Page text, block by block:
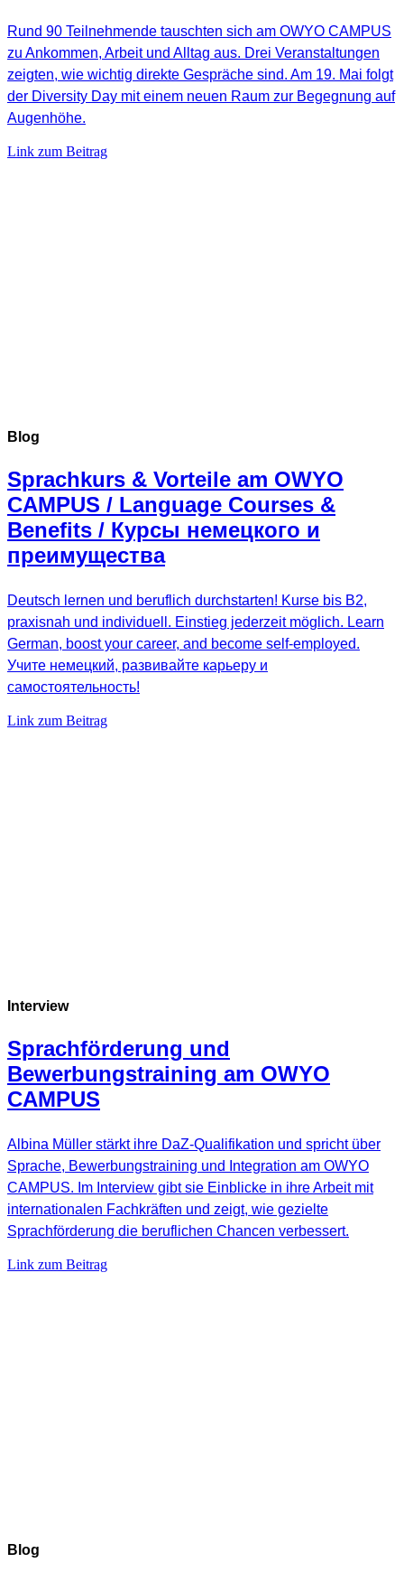
Rund 90 Teilnehmende tauschten sich am OWYO CAMPUS
zu Ankommen, Arbeit und Alltag aus. Drei Veranstaltungen
zeigten, wie wichtig direkte Gespräche sind. Am 19. Mai folgt
der Diversity Day mit einem neuen Raum zur Begegnung auf
Augenhöhe.
Link zum Beitrag
Blog
Sprachkurs & Vorteile am OWYO
CAMPUS / Language Courses &
Benefits / Курсы немецкого и
преимущества
Deutsch lernen und beruflich durchstarten! Kurse bis B2,
praxisnah und individuell. Einstieg jederzeit möglich. Learn
German, boost your career, and become self-employed.
Учите немецкий, развивайте карьеру и
самостоятельность!
Link zum Beitrag
Interview
Sprachförderung und
Bewerbungstraining am OWYO
CAMPUS
Albina Müller stärkt ihre DaZ-Qualifikation und spricht über
Sprache, Bewerbungstraining und Integration am OWYO
CAMPUS. Im Interview gibt sie Einblicke in ihre Arbeit mit
internationalen Fachkräften und zeigt, wie gezielte
Sprachförderung die beruflichen Chancen verbessert.
Link zum Beitrag
Blog